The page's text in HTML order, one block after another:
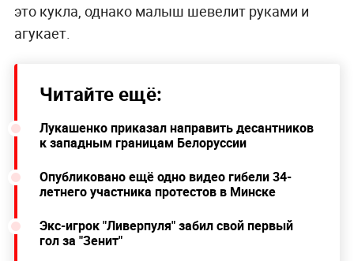
это кукла, однако малыш шевелит руками и
агукает.
Читайте ещё:
Лукашенко приказал направить десантников
к западным границам Белоруссии
Опубликовано ещё одно видео гибели 34-
летнего участника протестов в Минске
Экс-игрок "Ливерпуля" забил свой первый
гол за "Зенит"